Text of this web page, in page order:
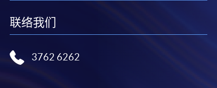
中指定所須文件(如學歷證明)。系統只支援doc,
docx, jpg 和pdf格式之附件。
繳交所需費用
联络我们
3762 6262